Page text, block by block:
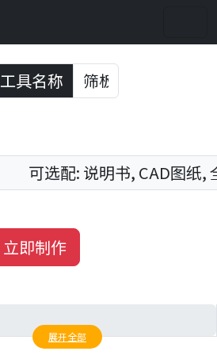
工具名称
可选配: 说明书, CAD图纸,
立即制作
展开全部